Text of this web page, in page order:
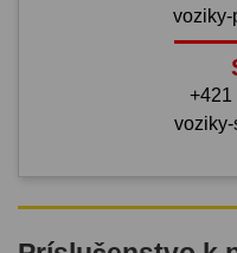
voziky-
+421
voziky-